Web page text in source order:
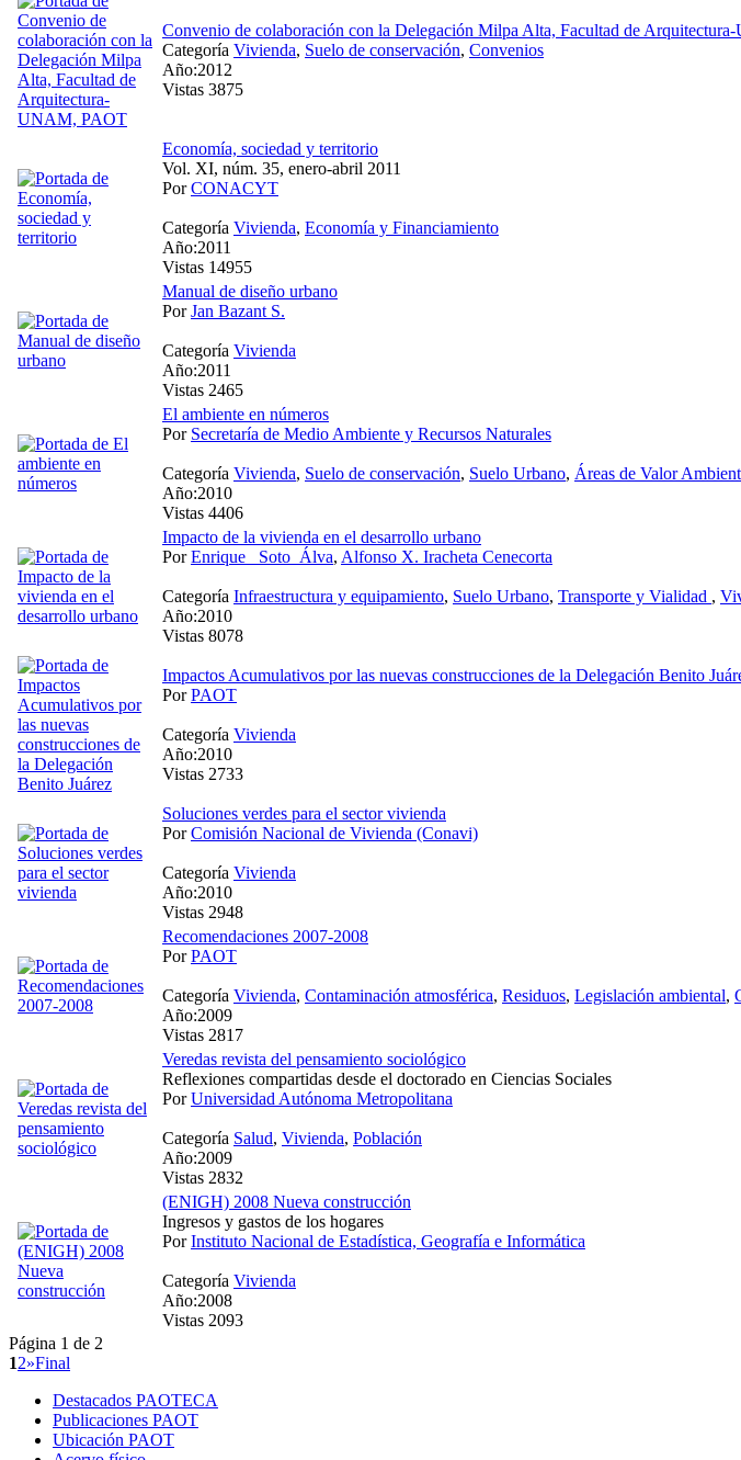
Convenio de colaboración con la Delegación Milpa Alta, Facultad de
Categoría Vivienda, Suelo de conservación, Convenios
Año:2012
Vistas 3875
Economía, sociedad y territorio
Vol. XI, núm. 35, enero-abril 2011
PorCONACYT
Categoría Vivienda, Economía y Financiamiento
Año:2011
Vistas 14955
Manual de diseño urbano
PorJan Bazant S.
Categoría Vivienda
Año:2011
Vistas 2465
El ambiente en números
Por Secretaría de Medio Ambiente y Recursos Naturales
Categoría Vivienda, Suelo de conservación, Suelo Urbano, Áreas de Valor
Año:2010
Vistas 4406
Impacto de la vivienda en el desarrollo urbano
PorEnrique_ Soto_Álva, Alfonso X. Iracheta Cenecorta
Categoría Infraestructura y equipamiento, Suelo Urbano, Transporte y Vialidad ,
Año:2010
Vistas 8078
Impactos Acumulativos por las nuevas construcciones de la Delegación Benito
PorPAOT
Categoría Vivienda
Año:2010
Vistas 2733
Soluciones verdes para el sector vivienda
PorComisión Nacional de Vivienda (Conavi)
Categoría Vivienda
Año:2010
Vistas 2948
Recomendaciones 2007-2008
PorPAOT
Categoría Vivienda, Contaminación atmosférica, Residuos, Legislación ambiental,
Año:2009
Vistas 2817
Veredas revista del pensamiento sociológico
Reflexiones compartidas desde el doctorado en Ciencias Sociales
PorUniversidad Autónoma Metropolitana
Categoría Salud, Vivienda, Población
Año:2009
Vistas 2832
(ENIGH) 2008 Nueva construcción
Ingresos y gastos de los hogares
PorInstituto Nacional de Estadística, Geografía e Informática
Categoría Vivienda
Año:2008
Vistas 2093
Página 1 de 2
12»Final
Destacados PAOTECA
Publicaciones PAOT
Ubicación PAOT